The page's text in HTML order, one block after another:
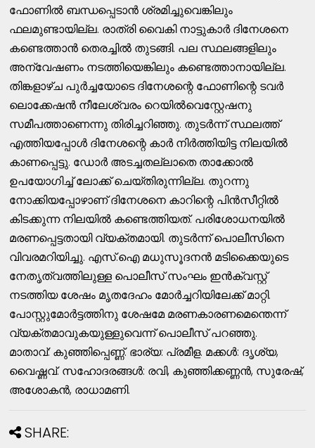
ഫോണില്‍ ബന്ധപ്പെടാന്‍ ശ്രമിച്ചുവെങ്കിലും
ഫലമുണ്ടായില്ല. രാത്രി വൈകി നാട്ടുകാര്‍ ദിനേശനെ
കണ്ടെത്താന്‍ തെരച്ചില്‍ തുടങ്ങി. പല സ്ഥലങ്ങളിലും
അന്വേഷണം നടത്തിയെങ്കിലും കണ്ടെത്താനായില്ല.
തിങ്കളാഴ്ച പുര്‍ച്ചയോടെ ദിനേശന്റെ ഫോണിന്റെ ടവര്‍
ലൊക്കേഷന്‍ നീലേശ്വരം റെയില്‍വെസ്റ്റേഷനു
സമീപത്താണെന്നു തിരിച്ചറിഞ്ഞു. തുടര്‍ന്ന് സ്ഥലത്ത്
എത്തിയപ്പോള്‍ ദിനേശന്റെ കാര്‍ നിര്‍ത്തിയിട്ട നിലയില്‍
കാണപ്പെട്ടു. ഡോര്‍ അടച്ചതല്ലാതെ താക്കോല്‍
ഉപയോഗിച്ച് ലോക്ക് ചെയ്തിരുന്നില്ല. തുറന്നു
നോക്കിയപ്പോഴാണ് ദിനേശനെ കാറിന്റെ പിന്‍സീറ്റില്‍
കിടക്കുന്ന നിലയില്‍ കണ്ടെത്തിയത്. പരിശോധനയില്‍
മരണപ്പെട്ടതായി വ്യക്തമായി. തുടര്‍ന്ന് പൊലീസിനെ
വിവരമറിയിച്ചു. എസ്.ഐ മധുസൂദനന്‍ മടിക്കൈയുടെ
നേതൃത്വത്തിലുള്ള പൊലീസ് സംഘം ഇന്‍ക്വസ്റ്റ്
നടത്തിയ ശേഷം മൃതദേഹം മോര്‍ച്ചറിയിലേക്ക് മാറ്റി.
പോസ്റ്റുമോര്‍ട്ടത്തിനു ശേഷമേ മരണകാരണമെന്തെന്ന്
വ്യക്തമാവുകയുള്ളുവെന്ന് പൊലീസ് പറഞ്ഞു.
മാതാവ്: കുഞ്ഞിപ്പെണ്ണ്. ഭാര്യ: പ്രമീള. മക്കള്‍: ദൃശ്യ,
വൈഷ്ണവ്. സഹോദരങ്ങള്‍: രവി, കുഞ്ഞിക്കണ്ണന്‍, സുരേഷ്,
അശോകന്‍, രാധാമണി.
SHARE: